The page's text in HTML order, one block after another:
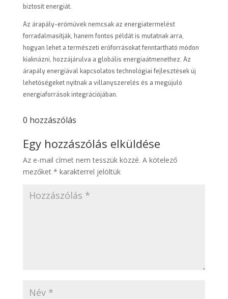
biztosít energiát.
Az árapály-erőművek nemcsak az energiatermelést
forradalmasítják, hanem fontos példát is mutatnak arra,
hogyan lehet a természeti erőforrásokat fenntartható módon
kiaknázni, hozzájárulva a globális energiaátmenethez. Az
árapály energiával kapcsolatos technológiai fejlesztések új
lehetőségeket nyitnak a villanyszerelés és a megújuló
energiaforrások integrációjában.
0 hozzászólás
Egy hozzászólás elküldése
Az e-mail címet nem tesszük közzé. A kötelező
mezőket * karakterrel jelöltük